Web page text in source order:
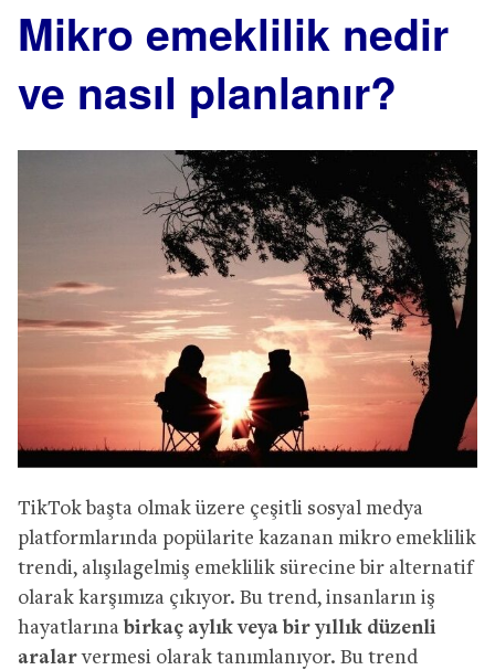
Mikro emeklilik nedir
ve nasıl planlanır?
TikTok başta olmak üzere çeşitli sosyal medya
platformlarında popülarite kazanan mikro emeklilik
trendi, alışılagelmiş emeklilik sürecine bir alternatif
olarak karşımıza çıkıyor. Bu trend, insanların iş
hayatlarına birkaç aylık veya bir yıllık düzenli
aralarvermesi olarak tanımlanıyor. Bu trend